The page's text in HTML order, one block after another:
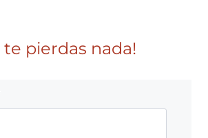
te pierdas nada!